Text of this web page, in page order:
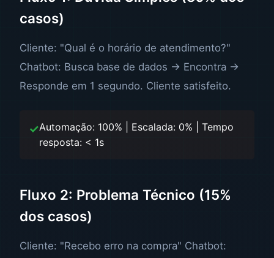
casos)
Cliente: "Qual é o horário de atendimento?"
Chatbot: Busca base de dados → Encontra →
Responde em 1 segundo. Cliente satisfeito.
Automação: 100% | Escalada: 0% | Tempo
resposta: < 1s
Fluxo 2: Problema Técnico (15%
dos casos)
Cliente: "Recebo erro na compra" Chatbot: